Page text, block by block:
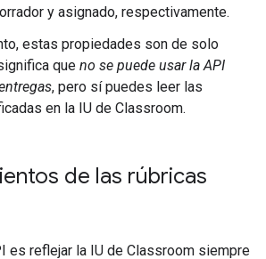
y asignado, respectivamente.
estas propiedades son de solo
que no se puede usar la API
, pero sí puedes leer las
en la IU de Classroom.
de las rúbricas
es reflejar la IU de Classroom siempre